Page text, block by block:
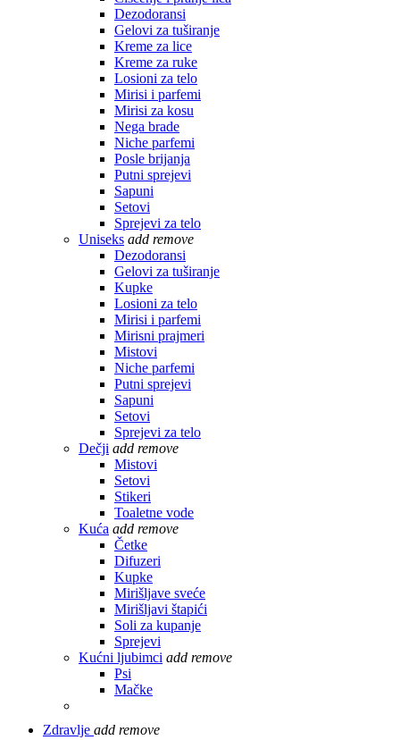
Dezodoransi
Gelovi za tuširanje
Kreme za lice
Kreme za ruke
Losioni za telo
Mirisi i parfemi
Mirisi za kosu
Nega brade
Niche parfemi
Posle brijanja
Putni sprejevi
Sapuni
Setovi
Sprejevi za telo
Uniseks add remove
Dezodoransi
Gelovi za tuširanje
Kupke
Losioni za telo
Mirisi i parfemi
Mirisni prajmeri
Mistovi
Niche parfemi
Putni sprejevi
Sapuni
Setovi
Sprejevi za telo
Dečji add remove
Mistovi
Setovi
Stikeri
Toaletne vode
Kuća add remove
Četke
Difuzeri
Kupke
Mirišljave sveće
Mirišljavi štapići
Soli za kupanje
Sprejevi
Kućni ljubimci add remove
Psi
Mačke
Zdravlje add remove